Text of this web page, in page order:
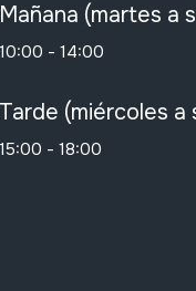
Mañana (martes a
10:00 - 14:00
Tarde (miércoles a
15:00 - 18:00